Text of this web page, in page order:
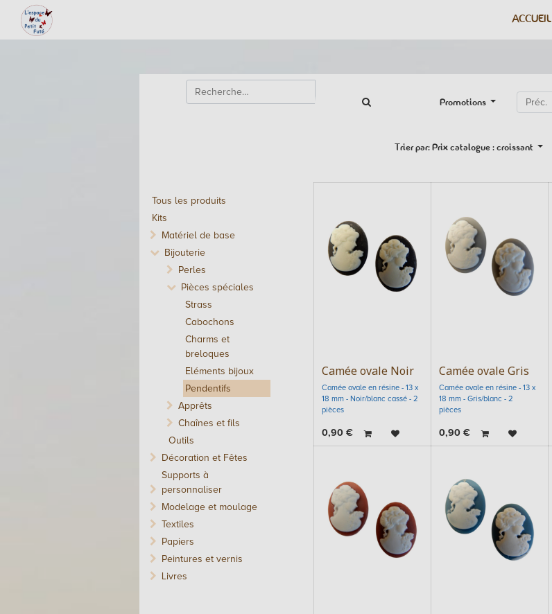
ACCUEIL
Promotions Préc.
Trier par: Prix catalogue : croissant
Tous les produits
Kits
Matériel de base
Bijouterie
Perles
Pièces spéciales
Strass
Cabochons
Charms et
breloques
Eléments bijoux
Pendentifs
Apprêts
Chaînes et fils
Outils
Décoration et Fêtes
Supports à
personnaliser
Modelage et moulage
Textiles
Papiers
Peintures et vernis
Livres
Camée ovale Noir
Camée ovale en résine - 13 x
18 mm - Noir/blanc cassé - 2
pièces
0,90€
Camée ovale Gris
Camée ovale en résine - 13 x
18 mm - Gris/blanc - 2
pièces
0,90€